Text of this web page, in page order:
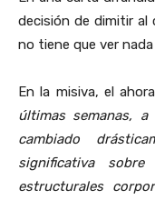
decisión de dimitir al
no tiene que ver
En la misiva, el
últimas semanas,
cambiado
significativa
estructurales